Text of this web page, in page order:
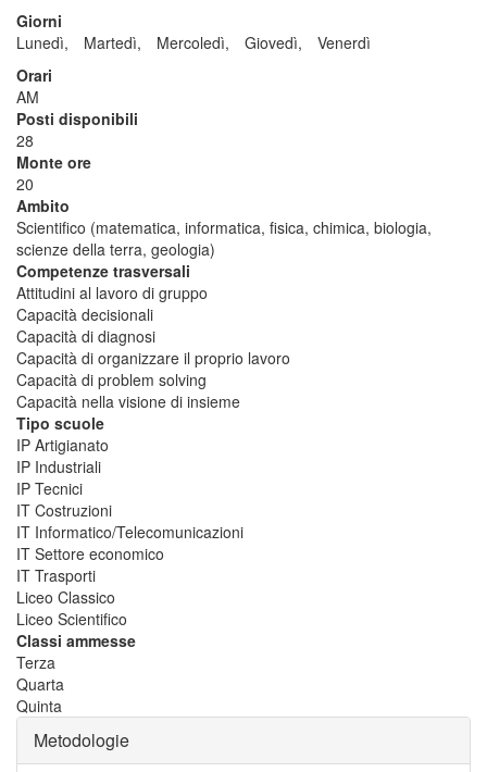
Giorni
Lunedì,
Martedì, Mercoledì, Giovedì,
Venerdì
Orari
AM
Posti disponibili
28
Monte ore
20
Ambito
Scientifico (matematica, informatica, fisica, chimica, biologia,
scienze della terra, geologia)
Competenze trasversali
Attitudini al lavoro di gruppo
Capacità decisionali
Capacità di diagnosi
Capacità di organizzare il proprio lavoro
Capacità di problem solving
Capacità nella visione di insieme
Tipo scuole
IP Artigianato
IP Industriali
IP Tecnici
IT Costruzioni
IT Informatico/Telecomunicazioni
IT Settore economico
IT Trasporti
Liceo Classico
Liceo Scientifico
Classi ammesse
Terza
Quarta
Quinta
Metodologie